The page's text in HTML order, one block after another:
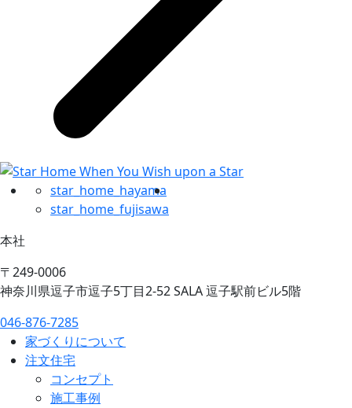
star_home_hayama
star_home_fujisawa
本社
〒249-0006
神奈川県逗子市逗子5丁目2-52 SALA 逗子駅前ビル5階
046-876-7285
家づくりについて
注文住宅
コンセプト
施工事例